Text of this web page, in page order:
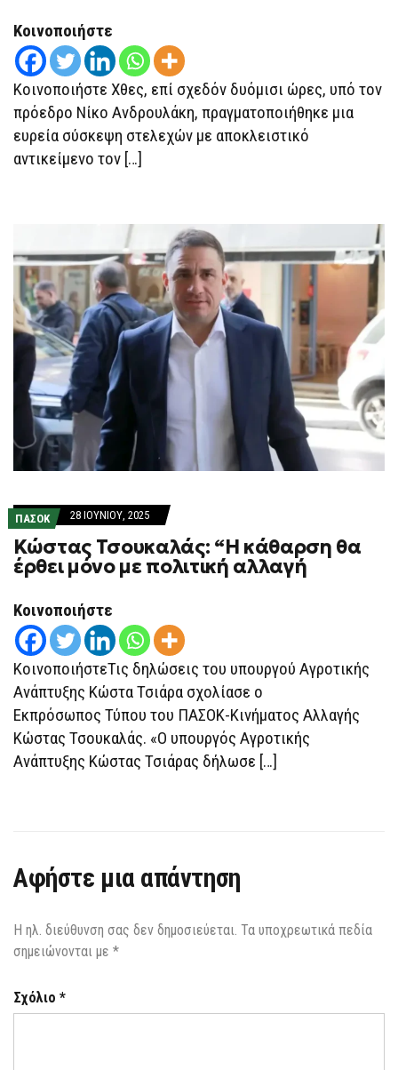
ΚΛΕΙΣΤΉ
ΣΎΣΚΕΨΗ
ΚΑΙ
ΟΙ
ΑΠΟΦΆΣΕΙΣ
Κοινοποιήστε
Κοινοποιήστε Χθες, επί σχεδόν δυόμισι ώρες, υπό τον
πρόεδρο Νίκο Ανδρουλάκη, πραγματοποιήθηκε μια
ευρεία σύσκεψη στελεχών με αποκλειστικό
αντικείμενο τον […]
ΠΑΣΟΚ 28 ΙΟΥΝΊΟΥ, 2025
Κώστας Τσουκαλάς: “Η κάθαρση θα
έρθει μόνο με πολιτική αλλαγή
Κοινοποιήστε
ΚοινοποιήστεΤις δηλώσεις του υπουργού Αγροτικής
Ανάπτυξης Κώστα Τσιάρα σχολίασε ο
Εκπρόσωπος Τύπου του ΠΑΣΟΚ-Κινήματος Αλλαγής
Κώστας Τσουκαλάς. «Ο υπουργός Αγροτικής
Ανάπτυξης Κώστας Τσιάρας δήλωσε […]
Αφήστε μια απάντηση
Η ηλ. διεύθυνση σας δεν δημοσιεύεται. Τα υποχρεωτικά πεδία
σημειώνονται με *
Σχόλιο *